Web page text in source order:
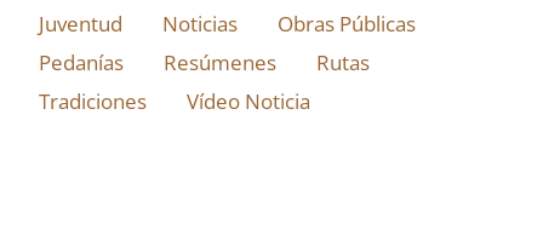
Juventud
Noticias
Obras Públicas
Pedanías
Resúmenes
Rutas
Tradiciones
Vídeo Noticia